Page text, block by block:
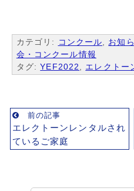
カテゴリ: コンクール お知
会・コンクール情報
タグ: YEF2022 エレクトー
前の記事
エレクトーンレンタルされ
ているご家庭